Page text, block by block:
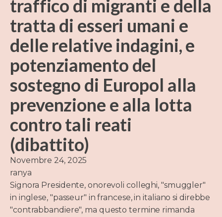
traffico di migranti e della
tratta di esseri umani e
delle relative indagini, e
potenziamento del
sostegno di Europol alla
prevenzione e alla lotta
contro tali reati
(dibattito)
Novembre 24, 2025
ranya
Signora Presidente, onorevoli colleghi, "smuggler"
in inglese, "passeur" in francese, in italiano si direbbe
"contrabbandiere", ma questo termine rimanda